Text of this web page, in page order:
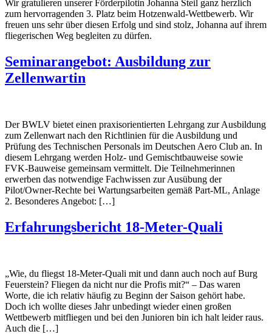
Wir gratulieren unserer Förderpilotin Johanna Steil ganz herzlich
zum hervorragenden 3. Platz beim Hotzenwald-Wettbewerb. Wir
freuen uns sehr über diesen Erfolg und sind stolz, Johanna auf ihrem
fliegerischen Weg begleiten zu dürfen.
Seminarangebot: Ausbildung zur
Zellenwartin
Der BWLV bietet einen praxisorientierten Lehrgang zur Ausbildung
zum Zellenwart nach den Richtlinien für die Ausbildung und
Prüfung des Technischen Personals im Deutschen Aero Club an. In
diesem Lehrgang werden Holz- und Gemischtbauweise sowie
FVK-Bauweise gemeinsam vermittelt. Die Teilnehmerinnen
erwerben das notwendige Fachwissen zur Ausübung der
Pilot/Owner-Rechte bei Wartungsarbeiten gemäß Part-ML, Anlage
2. Besonderes Angebot: […]
Erfahrungsbericht 18-Meter-Quali
„Wie, du fliegst 18-Meter-Quali mit und dann auch noch auf Burg
Feuerstein? Fliegen da nicht nur die Profis mit?“ – Das waren
Worte, die ich relativ häufig zu Beginn der Saison gehört habe.
Doch ich wollte dieses Jahr unbedingt wieder einen großen
Wettbewerb mitfliegen und bei den Junioren bin ich halt leider raus.
Auch die […]